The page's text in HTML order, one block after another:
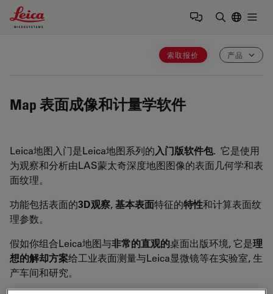
Leica Microsystems Logo
索取报价 产品
Map 表面成像和计量学软件
Leica地图入门是Leica地图系列的入门版软件包. 它是使用
为观察和分析由LAS蒙太奇深度地图图像的表面几何学和表
面纹理。
功能包括表面的3D观察,基本表面特征的特性和计算表面纹
理参数。
假如你组合Leica地图与非常的直观的桌面出版环境, 它是理
想的解却方案给工业表面测量与Leica显微镜等在实验室, 生
产车间和研究。